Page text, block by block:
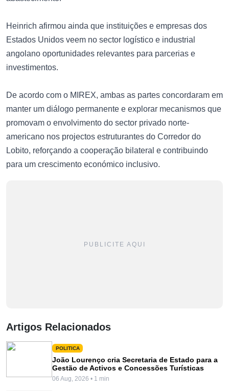
Heinrich afirmou ainda que instituições e empresas dos
Estados Unidos veem no sector logístico e industrial
angolano oportunidades relevantes para parcerias e
investimentos.
De acordo com o MIREX, ambas as partes concordaram em
manter um diálogo permanente e explorar mecanismos que
promovam o envolvimento do sector privado norte-
americano nos projectos estruturantes do Corredor do
Lobito, reforçando a cooperação bilateral e contribuindo
para um crescimento económico inclusivo.
PUBLICITE AQUI
Artigos Relacionados
POLITICA
João Lourenço cria Secretaria de Estado para a
Gestão de Activos e Concessões Turísticas
06 Aug, 2026 • 1 min